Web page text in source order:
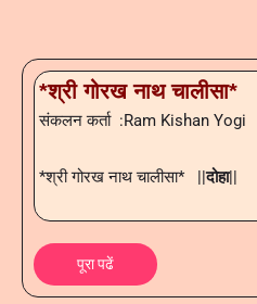
*श्री गोरख नाथ चालीसा*
संकलन कर्ता :Ram Kishan Yogi
*श्री गोरख नाथ चालीसा* ||दोहा||
पूरा पढें